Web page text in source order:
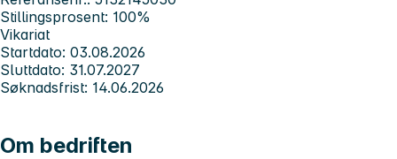
Stillingsprosent: 100%
Vikariat
Startdato: 03.08.2026
Sluttdato: 31.07.2027
Søknadsfrist: 14.06.2026
Om bedriften